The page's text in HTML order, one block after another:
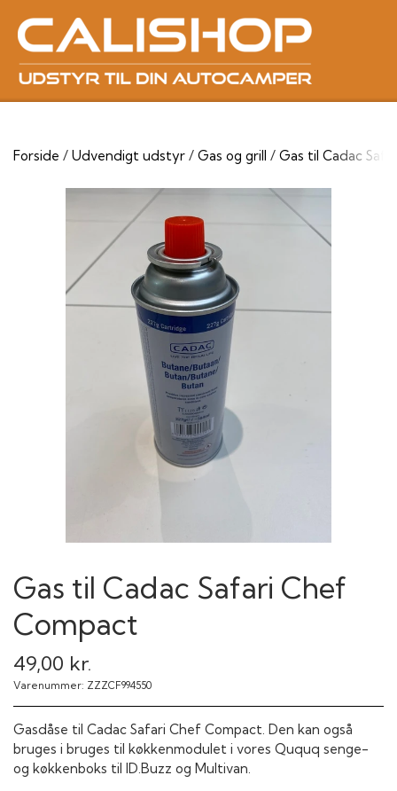
Forside Udvendigt udstyr Gas og grill Gas til Cadac
Gas til Cadac Safari Chef
Compact
49,00 kr.
Varenummer: ZZZCF994550
Gasdåse til Cadac Safari Chef Compact. Den kan også
bruges i bruges til køkkenmodulet i vores Ququq senge-
og køkkenboks til ID.Buzz og Multivan.